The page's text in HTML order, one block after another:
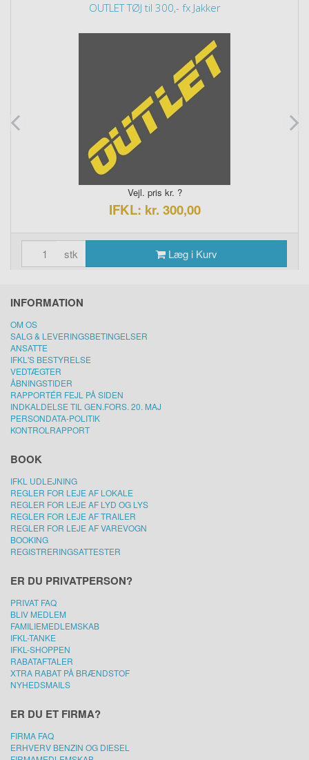
OUTLET TØJ til 300,- fx Jakker
Vejl. pris kr. ?
IFKL: kr. 300,00
stk Læg i Kurv
INFORMATION
OM OS
SALG & LEVERINGSBETINGELSER
ANSATTE
IFKL'S BESTYRELSE
VEDTÆGTER
ÅBNINGSTIDER
RAPPORTÉR FEJL PÅ SIDEN
INDKALDELSE TIL GEN.FORS. 20. MAJ
PERSONDATA-POLITIK
KONTROLRAPPORT
BOOK
IFKL UDLEJNING
REGLER FOR LEJE AF LOKALE
REGLER FOR LEJE AF LYD OG LYS
REGLER FOR LEJE AF TRAILER
REGLER FOR LEJE AF VAREVOGN
BOOKING
REGISTRERINGSATTESTER
ER DU PRIVATPERSON?
PRIVAT FAQ
BLIV MEDLEM
FAMILIEMEDLEMSKAB
IFKL-TANKE
IFKL-SHOPPEN
RABATAFTALER
XTRA RABAT PÅ BRÆNDSTOF
NYHEDSMAILS
ER DU ET FIRMA?
FIRMA FAQ
ERHVERV BENZIN OG DIESEL